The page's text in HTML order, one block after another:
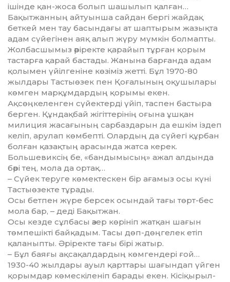
ішінде қан-жоса болып шашылып қалған…
Бақытжанның айтуынша сай­дан бергі жайдақ
беткей мен тау басындағы ат шаптырым жазықта
адам сүйегінен аяқ алып жүру мүм­кін болмапты.
Жолбасшымыз әрі­рек­те қарайып тұрған қорым
тас­тарға қарай бастады. Жанына барғанда адам
қолымен үйілгеніне көзіміз жетті. Бұл 1970-80
жылдары Тастыөзек пен Қоғалының оқу­шыла­ры
көмген марқұмдардың қорымы екен.
Ақсөңкеленген сүйек­терді үйіп, таспен бастыра
берген. Құндақбай жігіттерінің оғына ұшқан
милиция жасағының сарбаздарын да ешкім іздеп
келіп, арулап көмбепті. Олардың да сүйегі құрбан
болған қазақтың арасында жатса керек.
Большевиксің бе, «бандымысың» ажал алдында
бәрі тең, мола да ортақ…
– Сүйек теруге көмектескен бір ағамыз осы күні
Тастыөзекте тұрады.
Осы бетпен жүре берсек осындай тағы төрт-бес
мола бар, – деді Бақытжан.
Осы кезде сұлбасы әзер көрініп жатқан шағын
төмпешікті байқа­дым. Тасы дөп-дөңгелек етіп
қала­ныпты. Әріректе тағы бірі жатыр.
– Бұл баяғы ақсақалдардың көмгендері ғой…
1930-40 жылдары ауыл қарт­тары шағындап үйген
қорымдар көмескіленіп барады екен. Кісіқы­рыл­